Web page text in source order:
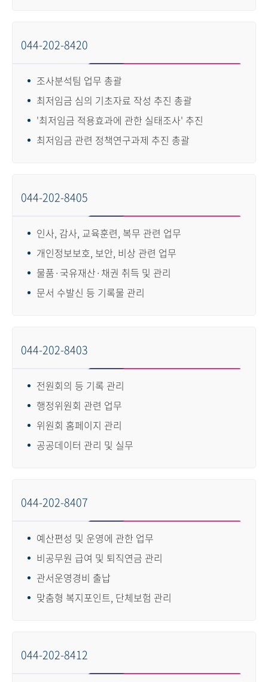
044-202-8420
조사분석팀 업무 총괄
최저임금 심의 기초자료 작성 추진 총괄
'최저임금 적용효과에 관한 실태조사' 추진
최저임금 관련 정책연구과제 추진 총괄
044-202-8405
인사, 감사, 교육훈련, 복무 관련 업무
개인정보보호, 보안, 비상 관련 업무
물품·국유재산·채권 취득 및 관리
문서 수발신 등 기록물 관리
044-202-8403
전원회의 등 기록 관리
행정위원회 관련 업무
위원회 홈페이지 관리
공공데이터 관리 및 실무
044-202-8407
예산편성 및 운영에 관한 업무
비공무원 급여 및 퇴직연금 관리
관서운영경비 출납
맞춤형 복지포인트, 단체보험 관리
044-202-8412